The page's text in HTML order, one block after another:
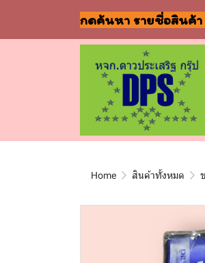
กดค้นหา รายชื่อสินค้
Home สินค้าทั้งหมด